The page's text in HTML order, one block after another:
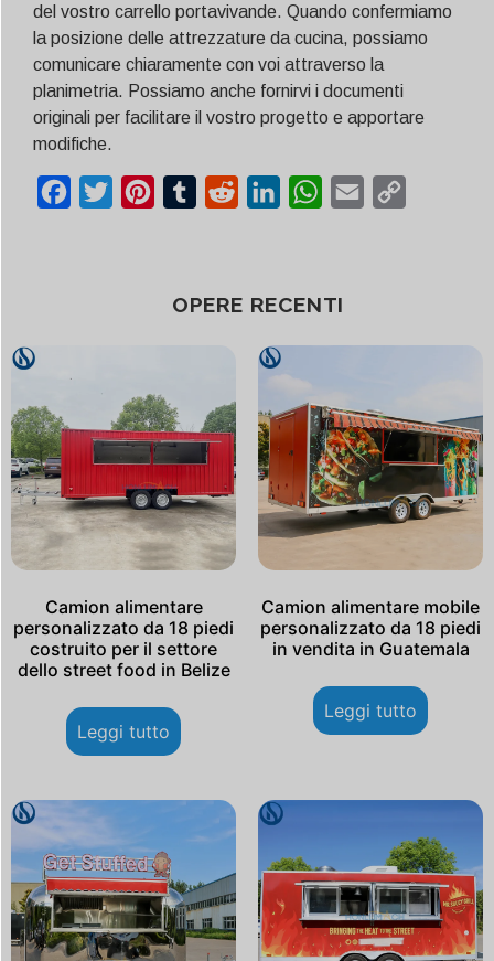
del vostro carrello portavivande. Quando confermiamo
la posizione delle attrezzature da cucina, possiamo
comunicare chiaramente con voi attraverso la
planimetria. Possiamo anche fornirvi i documenti
originali per facilitare il vostro progetto e apportare
modifiche.
Facebook
Twitter Pinterest
Tumblr Reddit LinkedInWhatsApp
Email
OPERE RECENTI
Camion alimentare
personalizzato da 18 piedi
costruito per il settore
dello street food in Belize
Leggi tutto
Camion alimentare mobile
personalizzato da 18 piedi
in vendita in Guatemala
Leggi tutto